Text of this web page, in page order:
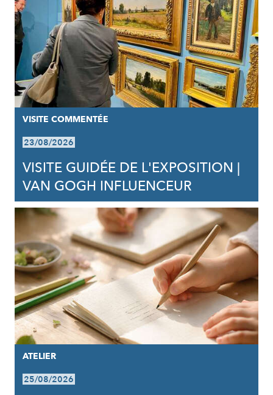
VISITE COMMENTÉE
23/08/2026
VISITE GUIDÉE DE L'EXPOSITION |
VAN GOGH INFLUENCEUR
ATELIER
25/08/2026